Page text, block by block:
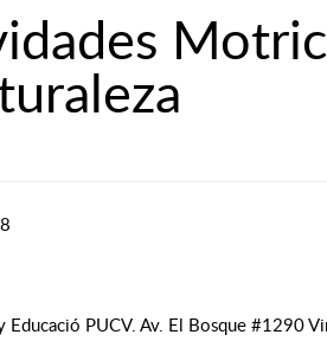
PUCV. Av. El Bosque #1290